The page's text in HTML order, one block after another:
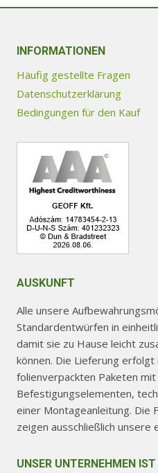
Varianten
Die
können
der
Produktseite
gewählt
werden
INFORMATIONEN
Häufig gestellte Fragen
Datenschutzerklärung
Bedingungen für den Kauf
AUSKUNFT
Alle unsere
Standardentwürfen in
damit sie zu Hause leicht
können. Die Lieferung erfolgt
folienverpackten Paketen
Befestigungselementen,
einer Montageanleitung. Die
zeigen ausschließlich unsere
UNSER UNTERNEHMEN